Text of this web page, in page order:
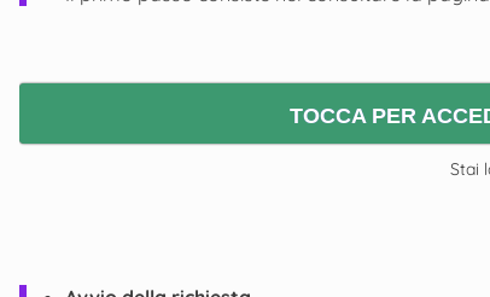
TOCCA PER
Stai